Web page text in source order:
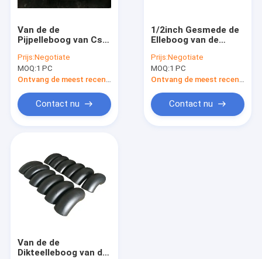
Koolstofstaalreductiemiddel
Koolstofstaalflens
Koolstofstaalpijp GLB
Tubulaire Staalbundel
Koolstofstaalkruis
Van de de
Pijpelleboog van Cs
Lange Straal Sch40
Ansi B16.9 90 Graad
het Zwarte
Schilderen
Prijs:Negotiate
MOQ:1 PC
Ontvang de meest recente Prijs
Contact nu
1/2inch Gesmede de
Elleboog van de
Passen van
Uiteindelassen
Veelvoudige Astm A
Prijs:Negotiate
MOQ:1 PC
Ontvang de meest recente Prijs
Contact nu
Van de de
Dikteelleboog van de